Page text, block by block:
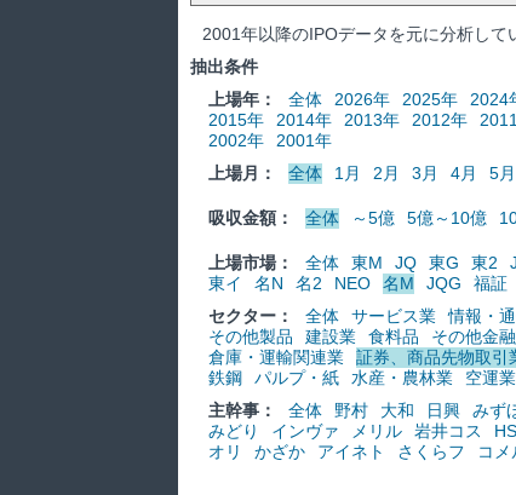
2001年以降のIPOデータを元に分析して
抽出条件
上場年：
全体 2026年 2025年 2024
2015年
2014年 2013年 2012年
2002年
2001年
上場月：
全体 1月 2月 3月 4月 5月
吸収金額： 全体 ～5億 5億～10億
上場市場： 全体 東M JQ 東G 東2
東イ
名N 名2 NEO 名M JQG 福証
セクター：
全体 サービス業 情報・
その他製品
建設業 食料品 その他金
倉庫・運輸関連業
証券、商品先物取引
鉄鋼
パルプ・紙 水産・農林業 空運業
主幹事：
全体 野村 大和 日興 みず
みどり
インヴァ メリル 岩井コス
オリ
かざか アイネト さくらフ コメ